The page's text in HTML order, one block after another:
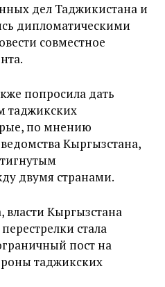
дел Таджикистана и
дипломатическими
совместное
попросила дать
таджикских
по мнению
Кыргызстана,
двумя странами.
власти Кыргызстана
стала
пост на
таджикских